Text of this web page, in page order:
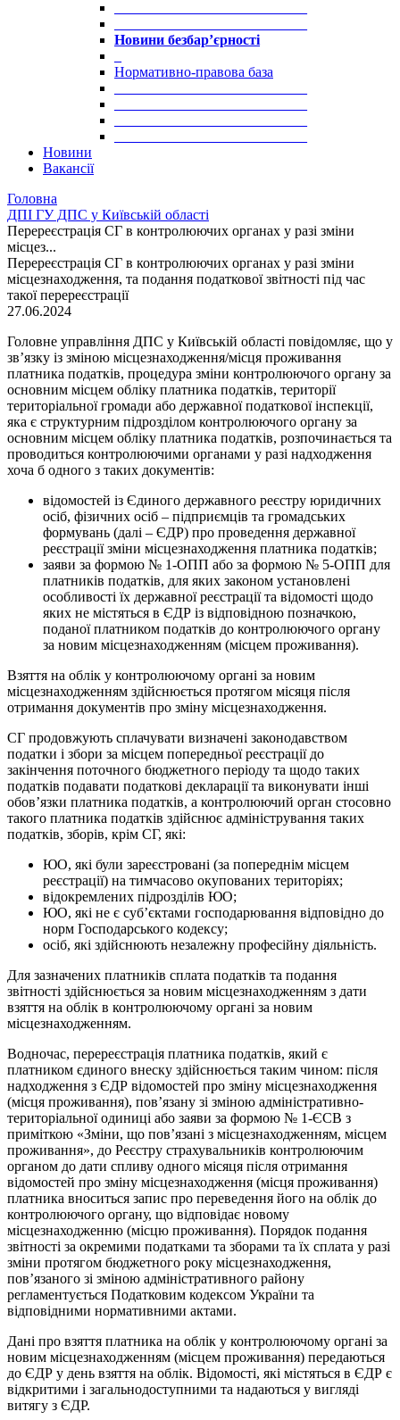
Новини безбар’єрності
Нормативно-правова база
Новини
Вакансії
Головна
ДПІ ГУ ДПС у Київській області
Перереєстрація СГ в контролюючих органах у разі зміни
місцез...
Перереєстрація СГ в контролюючих органах у разі зміни
місцезнаходження, та подання податкової звітності під час
такої перереєстрації
27.06.2024
Головне управління ДПС у Київській області повідомляє, що у
зв’язку із зміною місцезнаходження/місця проживання
платника податків, процедура зміни контролюючого органу за
основним місцем обліку платника податків, території
територіальної громади або державної податкової інспекції,
яка є структурним підрозділом контролюючого органу за
основним місцем обліку платника податків, розпочинається та
проводиться контролюючими органами у разі надходження
хоча б одного з таких документів:
відомостей із Єдиного державного реєстру юридичних
осіб, фізичних осіб – підприємців та громадських
формувань (далі – ЄДР) про проведення державної
реєстрації зміни місцезнаходження платника податків;
заяви за формою № 1-ОПП або за формою № 5-ОПП для
платників податків, для яких законом установлені
особливості їх державної реєстрації та відомості щодо
яких не містяться в ЄДР із відповідною позначкою,
поданої платником податків до контролюючого органу
за новим місцезнаходженням (місцем проживання).
Взяття на облік у контролюючому органі за новим
місцезнаходженням здійснюється протягом місяця після
отримання документів про зміну місцезнаходження.
СГ продовжують сплачувати визначені законодавством
податки і збори за місцем попередньої реєстрації до
закінчення поточного бюджетного періоду та щодо таких
податків подавати податкові декларації та виконувати інші
обов’язки платника податків, а контролюючий орган стосовно
такого платника податків здійснює адміністрування таких
податків, зборів, крім СГ, які:
ЮО, які були зареєстровані (за попереднім місцем
реєстрації) на тимчасово окупованих територіях;
відокремлених підрозділів ЮО;
ЮО, які не є суб’єктами господарювання відповідно до
норм Господарського кодексу;
осіб, які здійснюють незалежну професійну діяльність.
Для зазначених платників сплата податків та подання
звітності здійснюється за новим місцезнаходженням з дати
взяття на облік в контролюючому органі за новим
місцезнаходженням.
Водночас, перереєстрація платника податків, який є
платником єдиного внеску здійснюється таким чином: після
надходження з ЄДР відомостей про зміну місцезнаходження
(місця проживання), пов’язану зі зміною адміністративно-
територіальної одиниці або заяви за формою № 1-ЄСВ з
приміткою «Зміни, що пов’язані з місцезнаходженням, місцем
проживання», до Реєстру страхувальників контролюючим
органом до дати спливу одного місяця після отримання
відомостей про зміну місцезнаходження (місця проживання)
платника вноситься запис про переведення його на облік до
контролюючого органу, що відповідає новому
місцезнаходженню (місцю проживання). Порядок подання
звітності за окремими податками та зборами та їх сплата у разі
зміни протягом бюджетного року місцезнаходження,
пов’язаного зі зміною адміністративного району
регламентується Податковим кодексом України та
відповідними нормативними актами.
Дані про взяття платника на облік у контролюючому органі за
новим місцезнаходженням (місцем проживання) передаються
до ЄДР у день взяття на облік. Відомості, які містяться в ЄДР є
відкритими і загальнодоступними та надаються у вигляді
витягу з ЄДР.